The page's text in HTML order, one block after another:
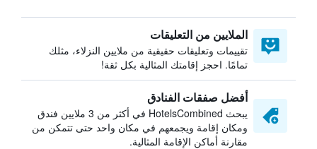
الملايين من التعليقات
تقييمات وتعليقات حقيقية من ملايين النزلاء، مثلك
تمامًا. احجز إقامتك المثالية بكل ثقة!
أفضل صفقات الفنادق
يبحث HotelsCombined في أكثر من 3 ملايين فندق
ومكان إقامة ويجمعهم في مكان واحد حتى تتمكن من
مقارنة أماكن الإقامة المثالية.